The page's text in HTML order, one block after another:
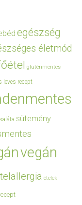
egészség
életmód
gluténmentes
leves recept
saláta sütemény
vegán
ételek